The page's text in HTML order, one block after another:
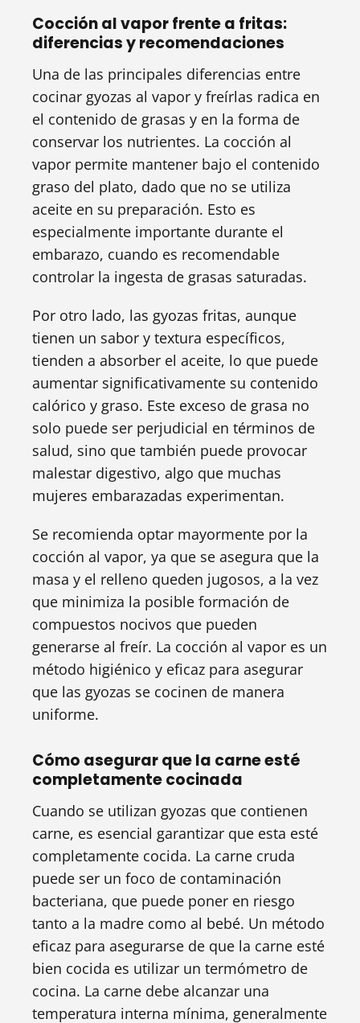
Cocción al vapor frente a fritas:
diferencias y recomendaciones
Una de las principales diferencias entre
cocinar gyozas al vapor y freírlas radica en
el contenido de grasas y en la forma de
conservar los nutrientes. La cocción al
vapor permite mantener bajo el contenido
graso del plato, dado que no se utiliza
aceite en su preparación. Esto es
especialmente importante durante el
embarazo, cuando es recomendable
controlar la ingesta de grasas saturadas.
Por otro lado, las gyozas fritas, aunque
tienen un sabor y textura específicos,
tienden a absorber el aceite, lo que puede
aumentar significativamente su contenido
calórico y graso. Este exceso de grasa no
solo puede ser perjudicial en términos de
salud, sino que también puede provocar
malestar digestivo, algo que muchas
mujeres embarazadas experimentan.
Se recomienda optar mayormente por la
cocción al vapor, ya que se asegura que la
masa y el relleno queden jugosos, a la vez
que minimiza la posible formación de
compuestos nocivos que pueden
generarse al freír. La cocción al vapor es un
método higiénico y eficaz para asegurar
que las gyozas se cocinen de manera
uniforme.
Cómo asegurar que la carne esté
completamente cocinada
Cuando se utilizan gyozas que contienen
carne, es esencial garantizar que esta esté
completamente cocida. La carne cruda
puede ser un foco de contaminación
bacteriana, que puede poner en riesgo
tanto a la madre como al bebé. Un método
eficaz para asegurarse de que la carne esté
bien cocida es utilizar un termómetro de
cocina. La carne debe alcanzar una
temperatura interna mínima, generalmente